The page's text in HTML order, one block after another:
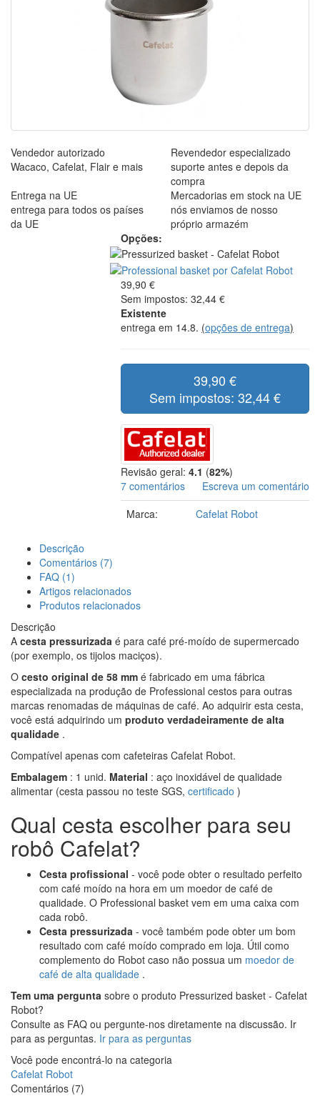
Vendedor autorizado
Wacaco, Cafelat, Flair e mais
Revendedor especializado
suporte antes e depois da
compra
Entrega na UE
entrega para todos os países
da UE
Mercadorias em stock na UE
nós enviamos de nosso
próprio armazém
Opções:
39,90 €
Sem impostos: 32,44 €
Existente
entrega em 14.8. (opções de entrega)
39,90 €
Sem impostos: 32,44 €
Revisão geral: 4.1 (82%)
7 comentários
Escreva um comentário
Marca:
Cafelat Robot
Descrição
Comentários (7)
FAQ (1)
Artigos relacionados
Produtos relacionados
Descrição
A cesta pressurizada é para café pré-moído de supermercado
(por exemplo, os tijolos maciços).
O cesto original de 58 mm é fabricado em uma fábrica
especializada na produção de Professional cestos para outras
marcas renomadas de máquinas de café. Ao adquirir esta cesta,
você está adquirindo um produto verdadeiramente de alta
qualidade .
Compatível apenas com cafeteiras Cafelat Robot.
Embalagem : 1 unid. Material : aço inoxidável de qualidade
alimentar (cesta passou no teste SGS, certificado )
Qual cesta escolher para seu
robô Cafelat?
Cesta profissional - você pode obter o resultado perfeito
com café moído na hora em um moedor de café de
qualidade. O Professional basket vem em uma caixa com
cada robô.
Cesta pressurizada - você também pode obter um bom
resultado com café moído comprado em loja. Útil como
complemento do Robot caso não possua um moedor de
café de alta qualidade .
Tem uma pergunta sobre o produto Pressurized basket - Cafelat
Robot?
Consulte as FAQ ou pergunte-nos diretamente na discussão. Ir
para as perguntas. Ir para as perguntas
Você pode encontrá-lo na categoria
Cafelat Robot
Comentários (7)